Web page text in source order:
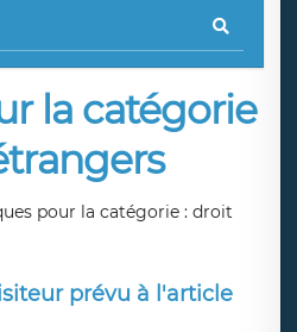
la catégorie
pour la catégorie : droit
prévu à l'article